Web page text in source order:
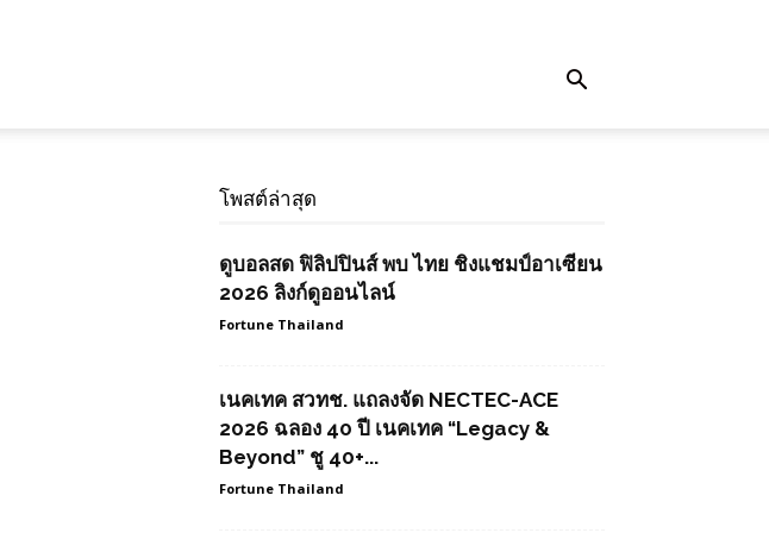
โพสต์ล่าสุด
ดูบอลสด ฟิลิปปินส์ พบ ไทย ชิงแชมป์อาเซียน
2026 ลิงก์ดูออนไลน์
Fortune Thailand
เนคเทค สวทช. แถลงจัด NECTEC-ACE
2026 ฉลอง 40 ปี เนคเทค “Legacy &
Beyond” ชู 40+...
Fortune Thailand